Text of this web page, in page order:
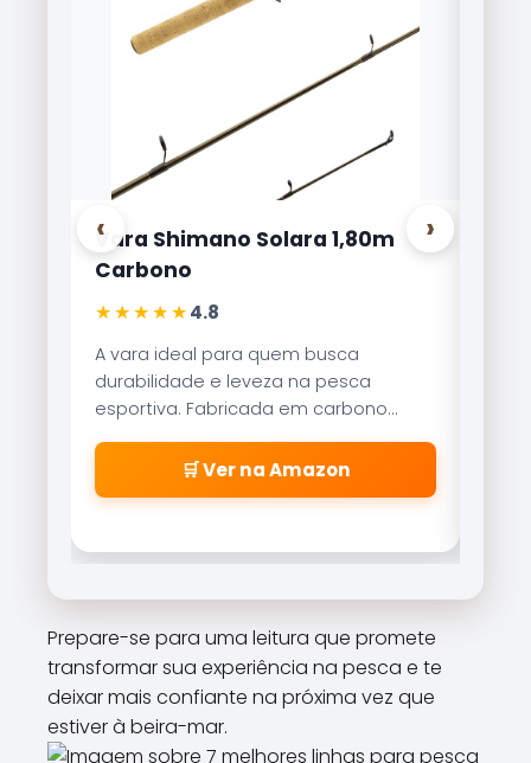
‹
Vara Shimano Solara 1,80m
Carbono
★★★★★4.8
A vara ideal para quem busca
durabilidade e leveza na pesca
esportiva. Fabricada em carbono
aeroglass, oferece sensibilidade
incrível para fisgadas precisas.
🛒 Ver na Amazon
freio
\\\\\\\\".
›
Prepare-se para uma leitura que promete
transformar sua experiência na pesca e te
deixar mais confiante na próxima vez que
estiver à beira-mar.